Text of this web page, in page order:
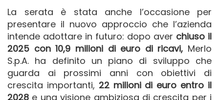
La serata è stata anche l’occasione per
presentare il nuovo approccio che l’azienda
intende adottare in futuro: dopo aver chiuso il
2025 con 10,9 milioni di euro di ricavi, Merlo
S.p.A. ha definito un piano di sviluppo che
guarda ai prossimi anni con obiettivi di
crescita importanti, 22 milioni di euro entro il
2028 e una visione ambiziosa di crescita per i